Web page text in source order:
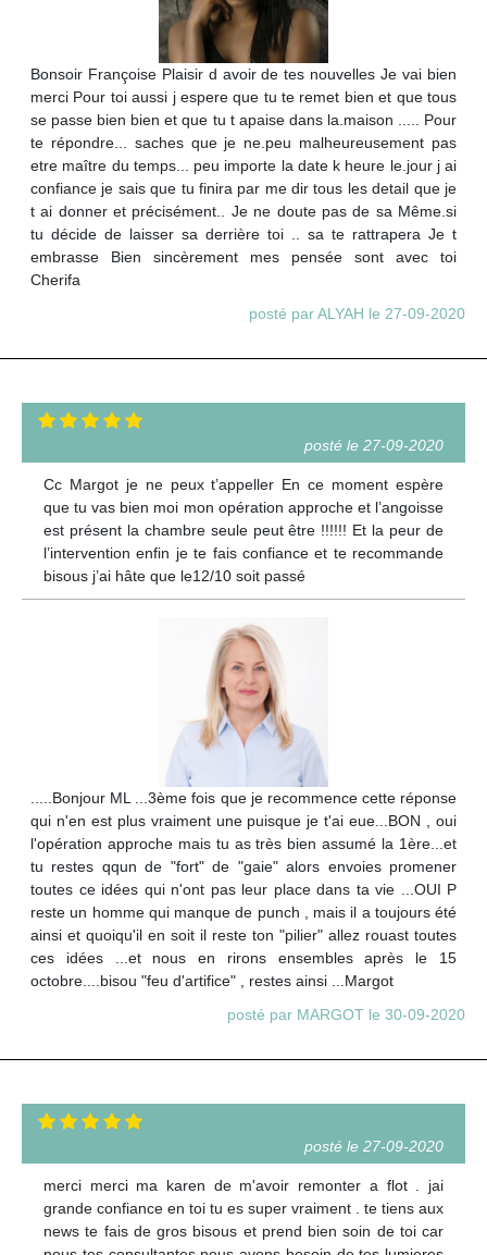
Bonsoir Françoise Plaisir d avoir de tes nouvelles Je vai bien
merci Pour toi aussi j espere que tu te remet bien et que tous
se passe bien bien et que tu t apaise dans la.maison ..... Pour
te répondre... saches que je ne.peu malheureusement pas
etre maître du temps... peu importe la date k heure le.jour j ai
confiance je sais que tu finira par me dir tous les detail que je
t ai donner et précisément.. Je ne doute pas de sa Même.si
tu décide de laisser sa derrière toi .. sa te rattrapera Je t
embrasse Bien sincèrement mes pensée sont avec toi
Cherifa
posté par ALYAH le 27-09-2020
posté le 27-09-2020
Cc Margot je ne peux t’appeller En ce moment espère
que tu vas bien moi mon opération approche et l’angoisse
est présent la chambre seule peut être !!!!!! Et la peur de
l’intervention enfin je te fais confiance et te recommande
bisous j’ai hâte que le12/10 soit passé
.....Bonjour ML ...3ème fois que je recommence cette réponse
qui n'en est plus vraiment une puisque je t'ai eue...BON , oui
l'opération approche mais tu as très bien assumé la 1ère...et
tu restes qqun de "fort" de "gaie" alors envoies promener
toutes ce idées qui n'ont pas leur place dans ta vie ...OUI P
reste un homme qui manque de punch , mais il a toujours été
ainsi et quoiqu'il en soit il reste ton "pilier" allez rouast toutes
ces idées ...et nous en rirons ensembles après le 15
octobre....bisou "feu d'artifice" , restes ainsi ...Margot
posté par MARGOT le 30-09-2020
posté le 27-09-2020
merci merci ma karen de m'avoir remonter a flot . jai
grande confiance en toi tu es super vraiment . te tiens aux
news te fais de gros bisous et prend bien soin de toi car